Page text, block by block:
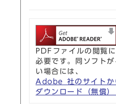
PDFファイルの閲
必要です。同ソフト
い場合には、
Adobe 社のサイト
ダウンロード（無償）